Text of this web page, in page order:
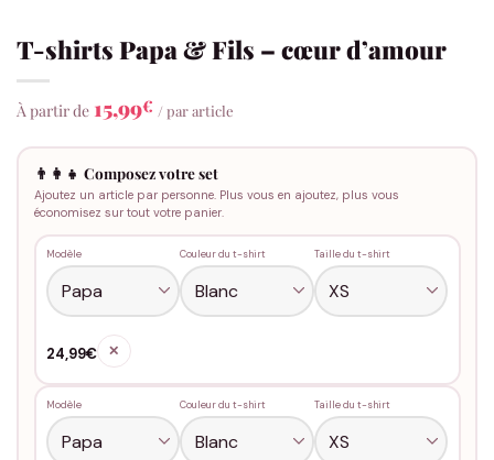
T-shirts Papa & Fils – cœur d’amour
À partir de 15,99€ / par article
👨‍👩‍👧 Composez votre set
Ajoutez un article par personne. Plus vous en ajoutez, plus vous
économisez sur tout votre panier.
Modèle Couleur du t-shirt Taille du t-shirt
24,99€ ✕
Modèle Couleur du t-shirt Taille du t-shirt